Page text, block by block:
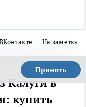
На заметку
Принять
Калуги в
купить